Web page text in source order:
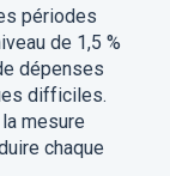
périodes
de 1,5 %
dépenses
difficiles.
mesure
chaque